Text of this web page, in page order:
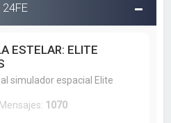
24FE
ESTELAR: ELITE
simulador espacial Elite
1070